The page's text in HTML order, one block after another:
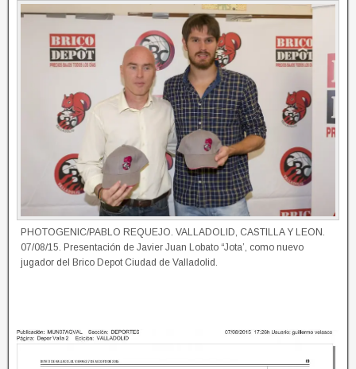
PHOTOGENIC/PABLO REQUEJO. VALLADOLID, CASTILLA Y LEON.
07/08/15. Presentación de Javier Juan Lobato “Jota’, como nuevo
jugador del Brico Depot Ciudad de Valladolid.